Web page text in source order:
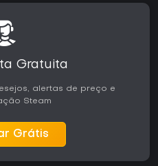
Gratuita
alertas de preço e
Steam
Grátis